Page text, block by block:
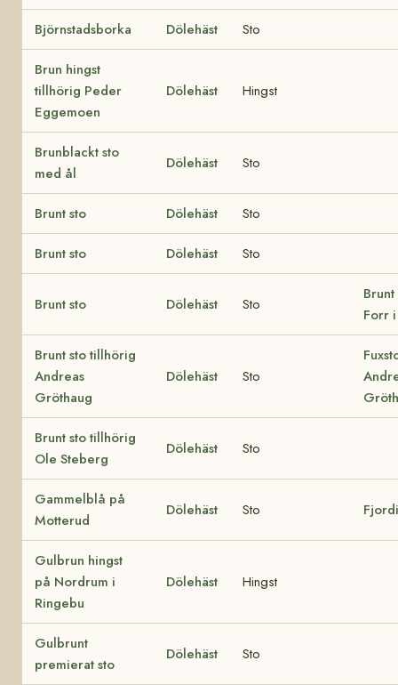
Björnstadsborka Dölehäst Sto
Brun hingst
tillhörig Peder
Eggemoen
Dölehäst Hingst
Brunblackt sto
med ål
Dölehäst Sto
Brunt sto Dölehäst Sto
Brunt sto Dölehäst Sto
Brunt sto Dölehäst Sto
Forr
Brunt sto tillhörig
Andreas
Gröthaug
Dölehäst Sto
Brunt sto tillhörig
Ole Steberg
Dölehäst Sto
Gammelblå på
Motterud
Dölehäst Sto
Gulbrun hingst
på Nordrum i
Ringebu
Dölehäst Hingst
Gulbrunt
premierat sto
Dölehäst Sto